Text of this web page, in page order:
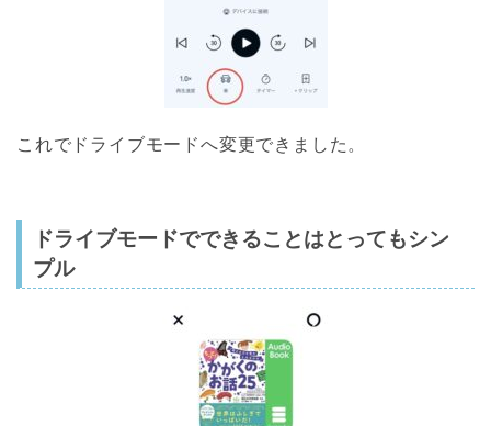
これでドライブモードへ変更できました。
ドライブモードでできることはとってもシン
プル